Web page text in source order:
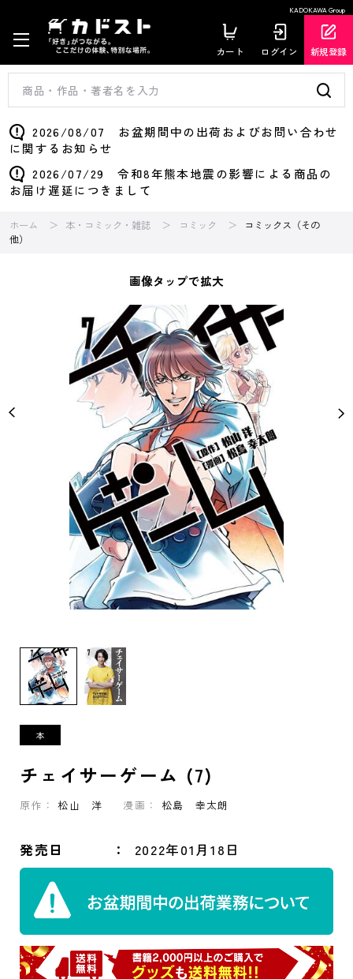
KADOKAWA Group
カート ログイン 新規登録
2026/08/07 お盆期間中の出荷およびお問い合わせ
に関するお知らせ
2026/07/29 令和8年熊本地震の影響による商品の
お届け遅延につきまして
ホーム 本・コミック・雑誌 コミック
コミックス（その
他）
画像タップで拡大
チェイサーゲーム (7)
原作： 松山 洋 漫画： 松島 幸太朗
発売日 2022年01月18日